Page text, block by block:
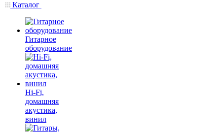
Каталог
Гитарное
оборудование
Hi-Fi,
домашняя
акустика,
винил